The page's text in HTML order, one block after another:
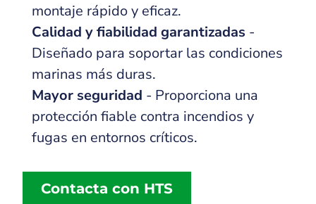
montaje rápido y eficaz.
Calidad y fiabilidad garantizadas -
Diseñado para soportar las condiciones
marinas más duras.
Mayor seguridad - Proporciona una
protección fiable contra incendios y
fugas en entornos críticos.
Contacta con HTS